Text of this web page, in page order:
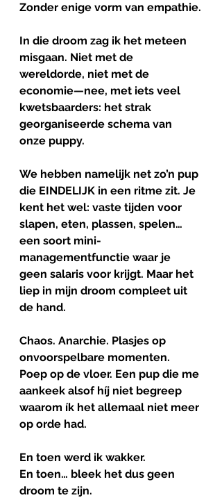
Zonder enige vorm van empathie.
In die droom zag ik het meteen
misgaan. Niet met de
wereldorde, niet met de
economie—nee, met iets veel
kwetsbaarders: het strak
georganiseerde schema van
onze puppy.
We hebben namelijk net zo’n pup
die EINDELIJK in een ritme zit. Je
kent het wel: vaste tijden voor
slapen, eten, plassen, spelen…
een soort mini-
managementfunctie waar je
geen salaris voor krijgt. Maar het
liep in mijn droom compleet uit
de hand.
Chaos. Anarchie. Plasjes op
onvoorspelbare momenten.
Poep op de vloer. Een pup die me
aankeek alsof híj niet begreep
waarom ík het allemaal niet meer
op orde had.
En toen werd ik wakker.
En toen… bleek het dus geen
droom te zijn.